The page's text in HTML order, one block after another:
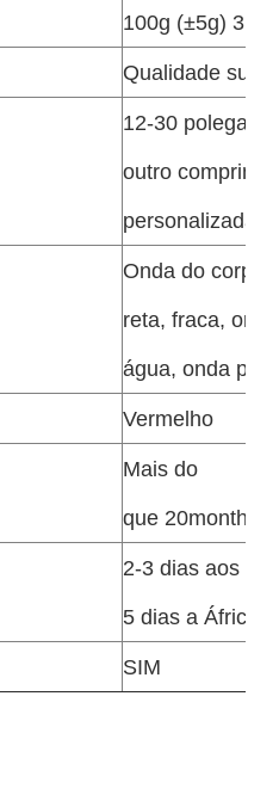
100g (±5g) 3,5
Qualidade
12-30
outro
personalizadas
Onda do corpo,
reta, fraca,
água, onda
Vermelho
Mais do
que 20months
2-3 dias aos
5 dias a África
SIM